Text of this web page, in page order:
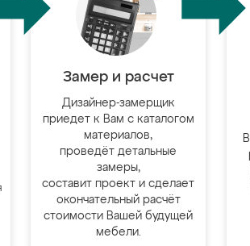
Замер и расчет
Дизайнер-замерщик
приедет к Вам с каталогом
материалов,
проведёт детальные
замеры,
составит проект и сделает
окончательный расчёт
стоимости Вашей будущей
мебели.